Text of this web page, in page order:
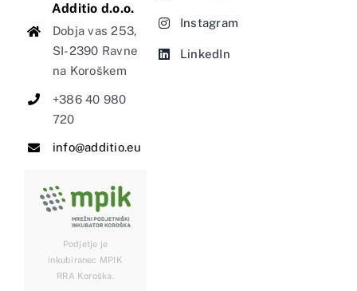
Additio d.o.o.
Dobja vas 253,
SI-2390 Ravne
na Koroškem
+386 40 980
720
info@additio.eu
Instagram
LinkedIn
Podjetje je
inkubiranec MPIK
RRA Koroška.